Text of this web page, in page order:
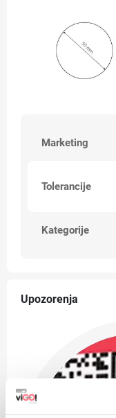
Marketing
Tolerancije
Kategorije
Upozorenja